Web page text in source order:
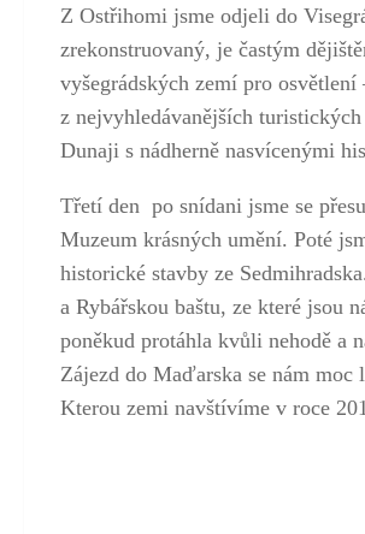
Z Ostřihomi jsme odjeli do
zrekonstruovaný, je častým
vyšegrádských zemí pro
z nejvyhledávanějších
Dunaji s nádherně nasvícenými
Třetí den po snídani jsme se
Muzeum krásných umění. Poté
historické stavby ze
a Rybářskou baštu, ze které jsou
poněkud protáhla kvůli nehodě a
Zájezd do Maďarska se nám
Kterou zemi navštívíme v roce